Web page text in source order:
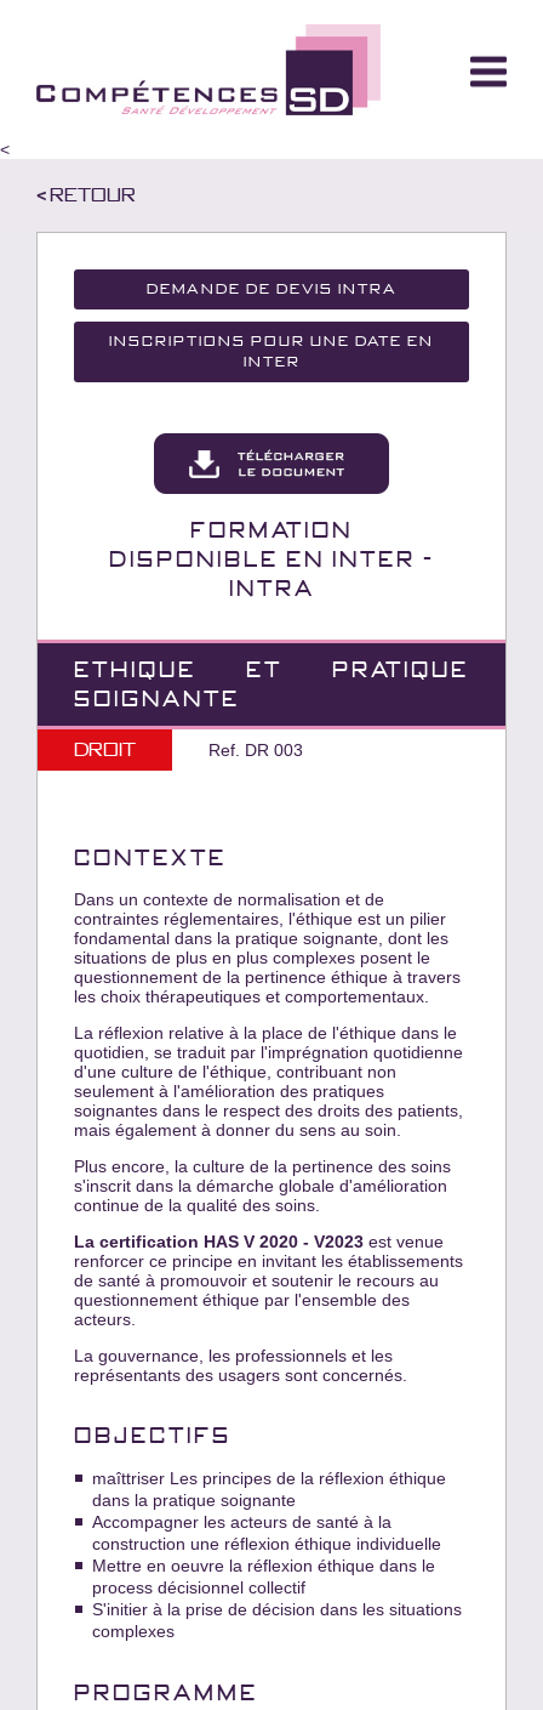
<
< Retour
Demande de devis Intra
Inscriptions pour une date en
inter
Formation
Disponible en INTER -
INTRA
ETHIQUE ET PRATIQUE
SOIGNANTE
Droit Ref. DR 003
CONTEXTE
Dans un contexte de normalisation et de
contraintes réglementaires, l'éthique est un pilier
fondamental dans la pratique soignante, dont les
situations de plus en plus complexes posent le
questionnement de la pertinence éthique à travers
les choix thérapeutiques et comportementaux.
La réflexion relative à la place de l'éthique dans le
quotidien, se traduit par l'imprégnation quotidienne
d'une culture de l'éthique, contribuant non
seulement à l'amélioration des pratiques
soignantes dans le respect des droits des patients,
mais également à donner du sens au soin.
Plus encore, la culture de la pertinence des soins
s'inscrit dans la démarche globale d'amélioration
continue de la qualité des soins.
La certification HAS V 2020 - V2023 est venue
renforcer ce principe en invitant les établissements
de santé à promouvoir et soutenir le recours au
questionnement éthique par l'ensemble des
acteurs.
La gouvernance, les professionnels et les
représentants des usagers sont concernés.
OBJECTIFS
maîttriser Les principes de la réflexion éthique
dans la pratique soignante
Accompagner les acteurs de santé à la
construction une réflexion éthique individuelle
Mettre en oeuvre la réflexion éthique dans le
process décisionnel collectif
S'initier à la prise de décision dans les situations
complexes
PROGRAMME